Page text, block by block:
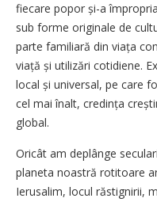
fiecare popor și-a
sub forme originale de
parte familiară din viața
viață și utilizări cotidiene.
local și universal, pe care
cel mai înalt, credința
global.
Oricât am deplânge
planeta noastră rotitoare
Ierusalim, locul răstignirii,